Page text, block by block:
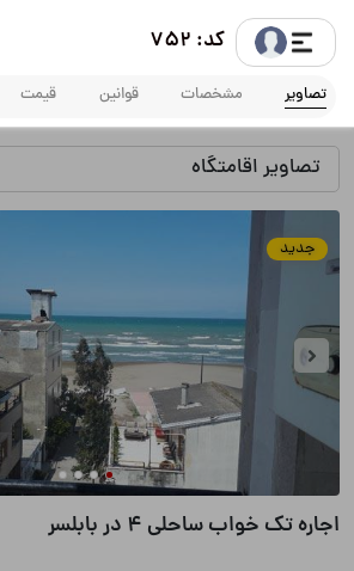
کد: 752
تصاویر مشخصات قوانین قیمت
جدید
تصاویر اقامتگاه
اجاره تک خواب ساحلی ۴ در بابلسر